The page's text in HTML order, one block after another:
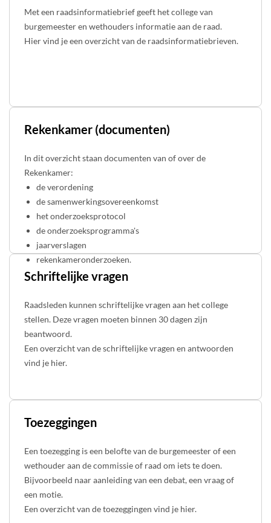
Met een raadsinformatiebrief geeft het college van
burgemeester en wethouders informatie aan de raad.
Hier vind je een overzicht van de raadsinformatiebrieven.
Rekenkamer (documenten)
In dit overzicht staan documenten van of over de
Rekenkamer:
de verordening
de samenwerkingsovereenkomst
het onderzoeksprotocol
de onderzoeksprogramma's
jaarverslagen
rekenkameronderzoeken.
Schriftelijke vragen
Raadsleden kunnen schriftelijke vragen aan het college
stellen. Deze vragen moeten binnen 30 dagen zijn
beantwoord.
Een overzicht van de schriftelijke vragen en antwoorden
vind je hier.
Toezeggingen
Een toezegging is een belofte van de burgemeester of een
wethouder aan de commissie of raad om iets te doen.
Bijvoorbeeld naar aanleiding van een debat, een vraag of
een motie.
Een overzicht van de toezeggingen vind je hier.